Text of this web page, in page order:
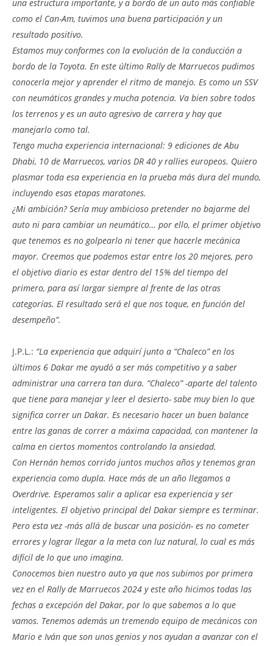
una estructura importante, y a bordo de un auto más confiable
como el Can-Am, tuvimos una buena participación y un
resultado positivo.
Estamos muy conformes con la evolución de la conducción a
bordo de la Toyota. En este último Rally de Marruecos pudimos
conocerla mejor y aprender el ritmo de manejo. Es como un SSV
con neumáticos grandes y mucha potencia. Va bien sobre todos
los terrenos y es un auto agresivo de carrera y hay que
manejarlo como tal.
Tengo mucha experiencia internacional: 9 ediciones de Abu
Dhabi, 10 de Marruecos, varios DR 40 y rallies europeos. Quiero
plasmar toda esa experiencia en la prueba más dura del mundo,
incluyendo esas etapas maratones.
¿Mi ambición? Sería muy ambicioso pretender no bajarme del
auto ni para cambiar un neumático… por ello, el primer objetivo
que tenemos es no golpearlo ni tener que hacerle mecánica
mayor. Creemos que podemos estar entre los 20 mejores, pero
el objetivo diario es estar dentro del 15% del tiempo del
primero, para así largar siempre al frente de las otras
categorías. El resultado será el que nos toque, en función del
desempeño”.
J.P.L.: “La experiencia que adquirí junto a “Chaleco” en los
últimos 6 Dakar me ayudó a ser más competitivo y a saber
administrar una carrera tan dura. “Chaleco” -aparte del talento
que tiene para manejar y leer el desierto- sabe muy bien lo que
significa correr un Dakar. Es necesario hacer un buen balance
entre las ganas de correr a máxima capacidad, con mantener la
calma en ciertos momentos controlando la ansiedad.
Con Hernán hemos corrido juntos muchos años y tenemos gran
experiencia como dupla. Hace más de un año llegamos a
Overdrive. Esperamos salir a aplicar esa experiencia y ser
inteligentes. El objetivo principal del Dakar siempre es terminar.
Pero esta vez -más allá de buscar una posición- es no cometer
errores y lograr llegar a la meta con luz natural, lo cual es más
difícil de lo que uno imagina.
Conocemos bien nuestro auto ya que nos subimos por primera
vez en el Rally de Marruecos 2024 y este año hicimos todas las
fechas a excepción del Dakar, por lo que sabemos a lo que
vamos. Tenemos además un tremendo equipo de mecánicos con
Mario e Iván que son unos genios y nos ayudan a avanzar con el